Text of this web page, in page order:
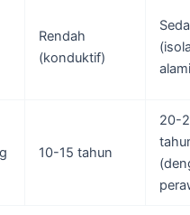
Rendah
(konduktif)
10-15 tahun
20-